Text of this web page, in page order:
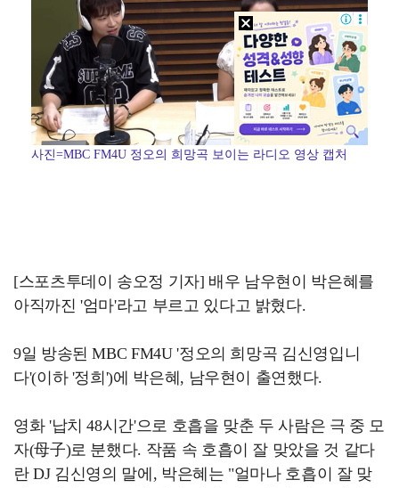
한국 남자배구, 중국 3-0 완파하고 동아시아선수권 결…
'서명관·야고 연속골' 울산, 동해안 더비서 포항 제압…
사진=MBC FM4U 정오의 희망곡 보이는 라디오 영상 캡처
[스포츠투데이 송오정 기자] 배우 남우현이 박은혜를
아직까진 '엄마'라고 부르고 있다고 밝혔다.
9일 방송된 MBC FM4U '정오의 희망곡 김신영입니
다'(이하 '정희')에 박은혜, 남우현이 출연했다.
영화 '납치 48시간'으로 호흡을 맞춘 두 사람은 극 중 모
자(母子)로 분했다. 작품 속 호흡이 잘 맞았을 것 같다
란 DJ 김신영의 말에, 박은혜는 "얼마나 호흡이 잘 맞